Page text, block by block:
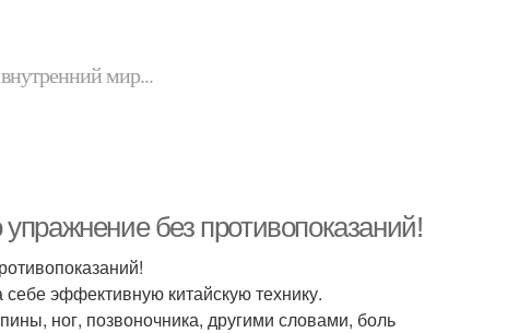
мир...
без противопоказаний!
эффективную китайскую технику.
ног, позвоночника, другими словами, боль